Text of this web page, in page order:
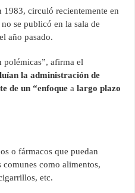
circuló recientemente en
se publicó en la sala de
año pasado.
polémicas”, afirma el
la administración de
de un “enfoquea largo plazo
o fármacos que puedan
comunes como alimentos,
etc.